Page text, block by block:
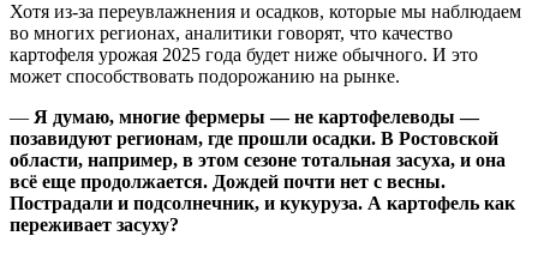
Хотя из-за переувлажнения и осадков, которые мы наблюдаем
во многих регионах, аналитики говорят, что качество
картофеля урожая 2025 года будет ниже обычного. И это
может способствовать подорожанию на рынке.
— Я думаю, многие фермеры — не картофелеводы —
позавидуют регионам, где прошли осадки. В Ростовской
области, например, в этом сезоне тотальная засуха, и она
всё еще продолжается. Дождей почти нет с весны.
Пострадали и подсолнечник, и кукуруза. А картофель как
переживает засуху?